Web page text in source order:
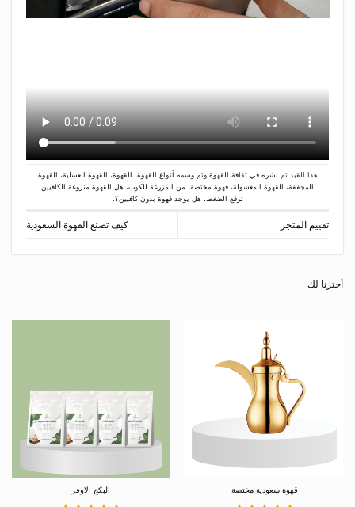
هذا القيد تم نشره فيثقافة القهوة وتم وسمه أنواع القهوة، القهوة، القهوة العسلية، القهوة
المجففة، القهوة المغسولة، قهوة مختصة، من المزرعة للكوب، هل القهوة منزوعة الكافيين
ترفع الضغط ، هل يوجد قهوة بدون كافيين؟
تقييم المتجر كيف تصنع القهوة السعودية
أخترنا لك
قهوة سعودية مختصة البكج الاوفر